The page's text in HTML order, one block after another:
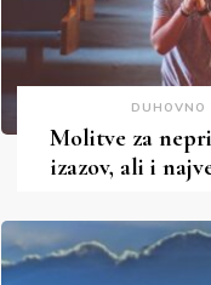
DUHOVNO
Molitve za
izazov, ali i